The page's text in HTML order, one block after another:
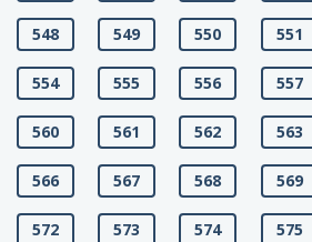
548 549 550 551
554 555 556 557
560 561 562 563
566 567 568 569
572 573 574 575